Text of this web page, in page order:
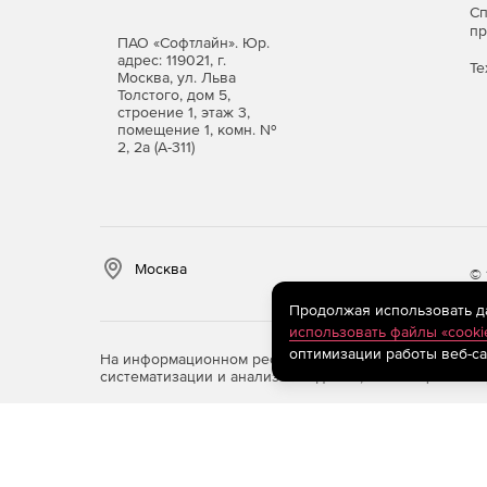
Поиск в смете и актах.
Фильтр во всех справочниках.
Автоматический расчет массы строительного
ПАО «Софтлайн». Юр.
адрес: 119021, г.
Москва, ул. Льва
Толстого, дом 5,
строение 1, этаж 3,
помещение 1, комн. №
2, 2а (А-311)
Москва ©
На информационном ресурсе store.softline.ru
систематизации и анализа сведений, относящихся
Продолжая использовать
использовать файлы
оптимизации работы веб-